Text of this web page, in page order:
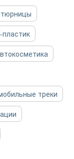
пластик
треки